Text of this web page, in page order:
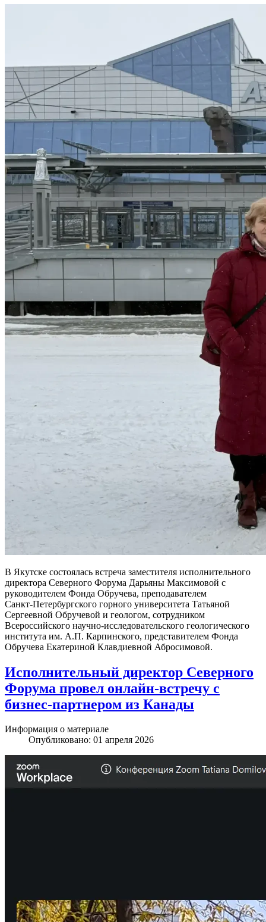
В Якутске состоялась встреча заместителя исполнительного
директора Северного Форума Дарьяны Максимовой с
руководителем Фонда Обручева, преподавателем
Санкт‑Петербургского горного университета Татьяной
Сергеевной Обручевой и геологом, сотрудником
Всероссийского научно-исследовательского геологического
института им. А.П. Карпинского, представителем Фонда
Обручева Екатериной Клавдиевной Абросимовой.
Исполнительный директор Северного
Форума провел онлайн-встречу с
бизнес-партнером из Канады
Информация о материале
Опубликовано: 01 апреля 2026